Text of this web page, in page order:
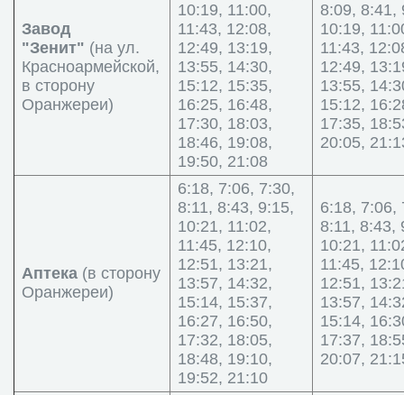
Завод
"Зенит" (на ул.
Красноармейской,
в сторону
Оранжереи)
10:19, 11:00,
11:43, 12:08,
12:49, 13:19,
13:55, 14:30,
15:12, 15:35,
16:25, 16:48,
17:30, 18:03,
18:46, 19:08,
19:50, 21:08
8:09, 8:41,
10:19,
11:43,
12:49,
13:55,
15:12,
17:35,
20:05,
Аптека (в сторону
Оранжереи)
6:18, 7:06, 7:30,
8:11, 8:43, 9:15,
10:21, 11:02,
11:45, 12:10,
12:51, 13:21,
13:57, 14:32,
15:14, 15:37,
16:27, 16:50,
17:32, 18:05,
18:48, 19:10,
19:52, 21:10
6:18, 7:06,
8:11, 8:43,
10:21,
11:45,
12:51,
13:57,
15:14,
17:37,
20:07,